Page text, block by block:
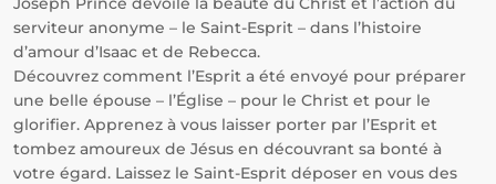
serviteur anonyme – le Saint-Esprit – dans l’histoire
d’amour d’Isaac et de Rebecca.
Découvrez comment l’Esprit a été envoyé pour préparer
une belle épouse – l’Église – pour le Christ et pour le
glorifier. Apprenez à vous laisser porter par l’Esprit et
tombez amoureux de Jésus en découvrant sa bonté à
votre égard. Laissez le Saint-Esprit déposer en vous des